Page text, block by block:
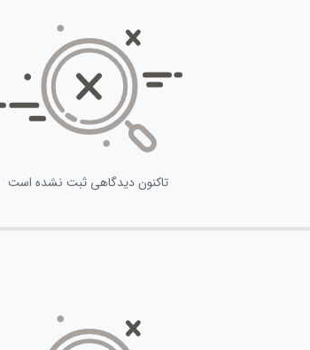
تاکنون دیدگاهی ثبت نشده است